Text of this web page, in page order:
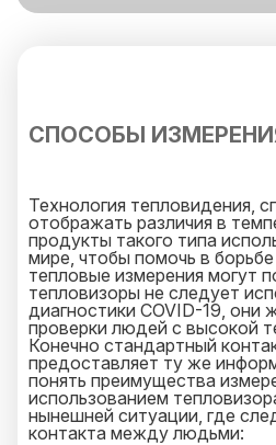
CПОСОБЫ
Технология тепловидения,
отображать различия в
продукты такого типа
мире, чтобы помочь в
тепловые измерения могут
тепловизоры не следует
диагностики COVID-19, они
проверки людей с высокой
Конечно стандартный
предоставляет ту же
понять преимущества
использованием
нынешней ситуации, где
контакта между людьми: